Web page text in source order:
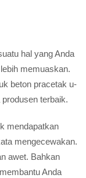
hal yang Anda
memuaskan.
beton pracetak u-
terbaik.
mendapatkan
mengecewakan.
awet. Bahkan
Anda